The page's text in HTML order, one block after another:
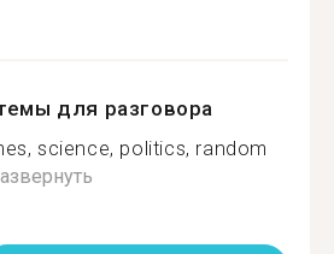
для разговора
science, politics, random